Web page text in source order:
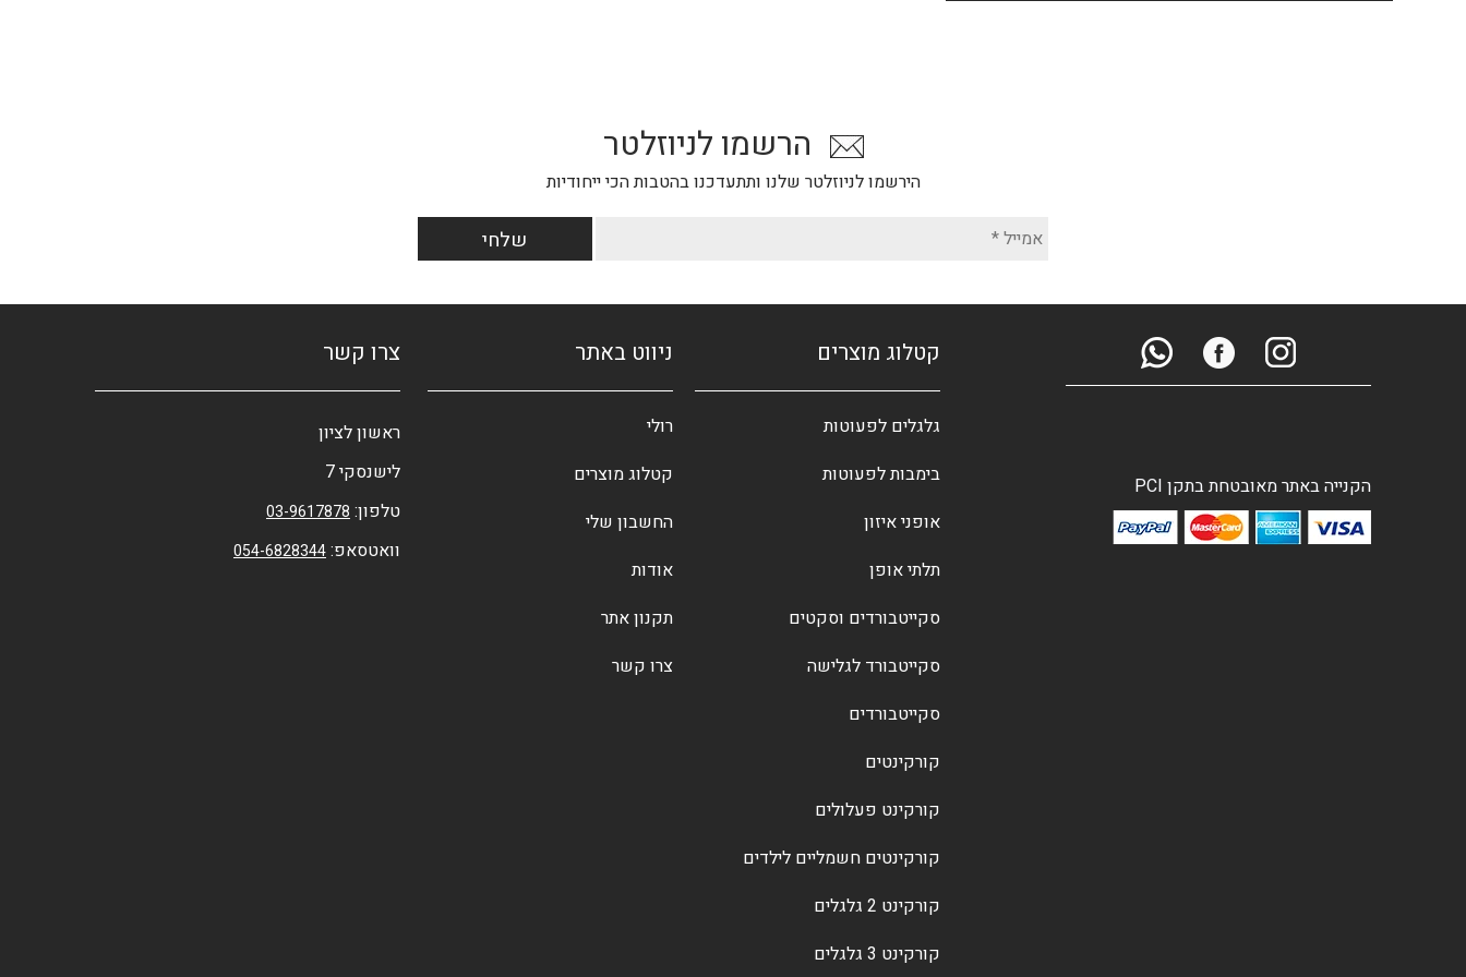
הרשמו לניוזלטר
הירשמו לניוזלטר שלנו ותתעדכנו בהטבות הכי ייחודיות
הקנייה באתר מאובטחת בתקן PCI
קטלוג מוצרים
גלגלים לפעוטות
בימבות לפעוטות
אופני איזון
תלתי אופן
סקייטבורדים וסקטים
סקייטבורד לגלישה
סקייטבורדים
קורקינטים
קורקינט פעלולים
קורקינטים חשמליים לילדים
קורקינט 2 גלגלים
קורקינט 3 גלגלים
ניווט באתר
רולי
קטלוג מוצרים
החשבון שלי
אודות
תקנון אתר
צרו קשר
צרו קשר
ראשון לציון
לישנסקי 7
טלפון: 03-9617878
וואטסאפ:054-6828344⁩